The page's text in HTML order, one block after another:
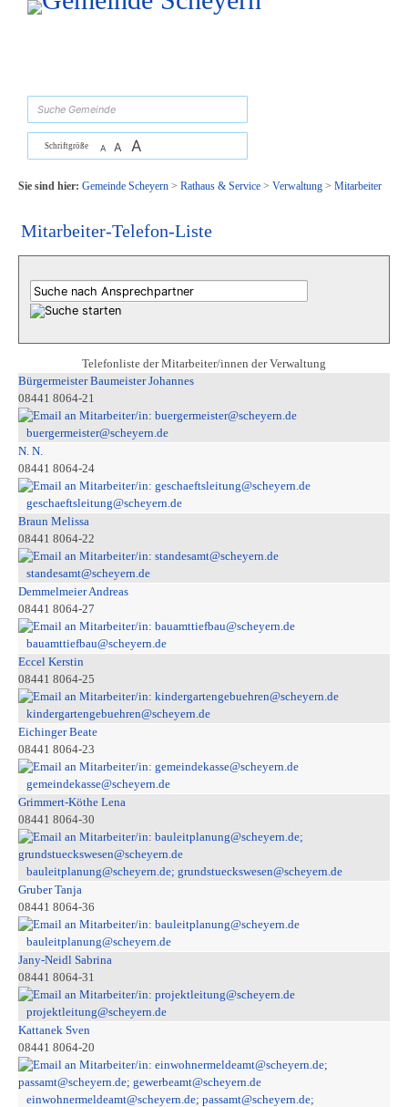
Zum Inhalt, zur Navigationoder zur Startseite springen.
Schriftgröße A A A
Sie sind hier: Gemeinde Scheyern> Rathaus & Service> Verwaltung> Mitarbeiter
Mitarbeiter-Telefon-Liste
Telefonliste der Mitarbeiter/innen der Verwaltung
Bürgermeister Baumeister Johannes
08441 8064-21
buergermeister@scheyern.de
N. N.
08441 8064-24
geschaeftsleitung@scheyern.de
Braun Melissa
08441 8064-22
standesamt@scheyern.de
Demmelmeier Andreas
08441 8064-27
bauamttiefbau@scheyern.de
Eccel Kerstin
08441 8064-25
kindergartengebuehren@scheyern.de
Eichinger Beate
08441 8064-23
gemeindekasse@scheyern.de
Grimmert-Köthe Lena
08441 8064-30
bauleitplanung@scheyern.de; grundstueckswesen@scheyern.de
Gruber Tanja
08441 8064-36
bauleitplanung@scheyern.de
Jany-Neidl Sabrina
08441 8064-31
projektleitung@scheyern.de
Kattanek Sven
08441 8064-20
einwohnermeldeamt@scheyern.de; passamt@scheyern.de;